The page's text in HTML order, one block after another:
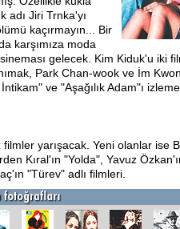
adı Jiri Trnka'yı
kaçırmayın... Bir
karşımıza moda
gelecek. Kim Kiduk'u iki
Park Chan-wook ve İm
ve "Aşağılık Adam"ı
yarışacak. Yeni olanlar ise
Kıral'ın "Yolda", Yavuz
"Türev" adlı filmleri.